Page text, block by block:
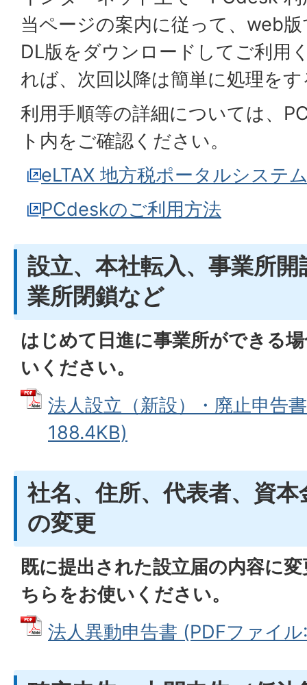
当ページの案内に従って、web
DL版をダウンロードしてご利用
れば、次回以降は簡単に処理を
利用手順等の詳細については、
ト内をご確認ください。
eLTAX 地方税ポータルシステ
PCdeskのご利用方法
設立、本社転入、事業所
業所閉鎖など
はじめて日進に事業所ができる
いください。
法人設立（新設）・廃止申告
188.4KB)
社名、住所、代表者、資
の変更
既に提出された設立届の内容に
ちらをお使いください。
法人異動申告書 (PDFファイル